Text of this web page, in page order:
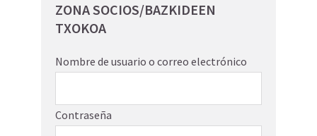
ZONA SOCIOS/BAZKIDEEN
TXOKOA
Nombre de usuario o correo electrónico
Contraseña